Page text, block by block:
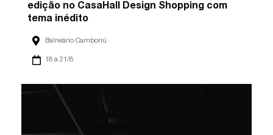
edição no CasaHall Design Shopping com
tema inédito
Balneário Camboriú
18 a 21/8